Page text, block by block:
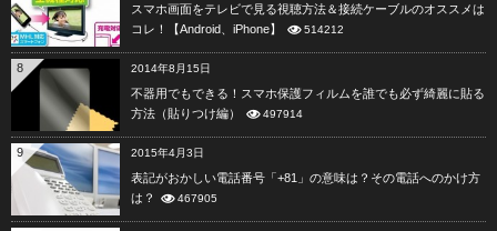
スマホ画面をテレビで見る視聴方法＆接続ケーブルのオススメは
コレ！【Android、iPhone】
514212
8 2014年8月15日
不器用でもできる！スマホ保護フィルムを誰でも必ず綺麗に貼る
方法（貼りつけ編）
497914
9 2015年4月3日
表記がおかしい電話番号「+81」の意味は？その電話へのかけ方
は？
467905